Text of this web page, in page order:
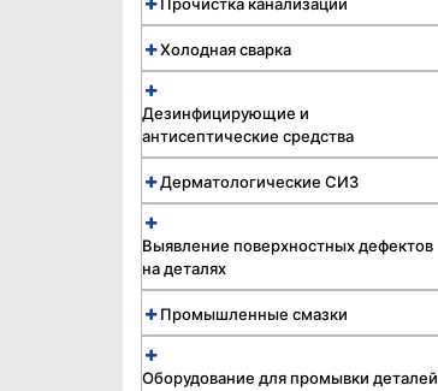
Холодная сварка
Дезинфицирующие и
антисептические средства
Дерматологические СИЗ
Выявление поверхностных дефектов
на деталях
Промышленные смазки
Оборудование для промывки деталей